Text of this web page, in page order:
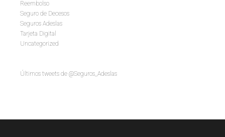
Reembolso
Seguro de Decesos
Seguros Adeslas
Tarjeta Digital
Uncategorized
Últimos tweets de @Seguros_Adeslas